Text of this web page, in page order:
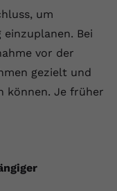
um
Bei
vor der
gezielt und
können. Je früher